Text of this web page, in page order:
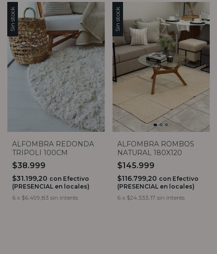
Sin stock
ALFOMBRA REDONDA
TRIPOLI 100CM
$38.999
$31.199,20 con Efectivo
(PRESENCIAL en locales)
6 x $6.499,83 sin interés
Sin stock
ALFOMBRA ROMBOS
NATURAL 180X120
$145.999
$116.799,20 con Efectivo
(PRESENCIAL en locales)
6 x $24.333,17 sin interés